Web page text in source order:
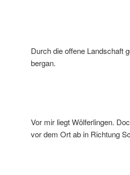
Durch die offene Landschaft
bergan.
Vor mir liegt Wölferlingen.
vor dem Ort ab in Richtung